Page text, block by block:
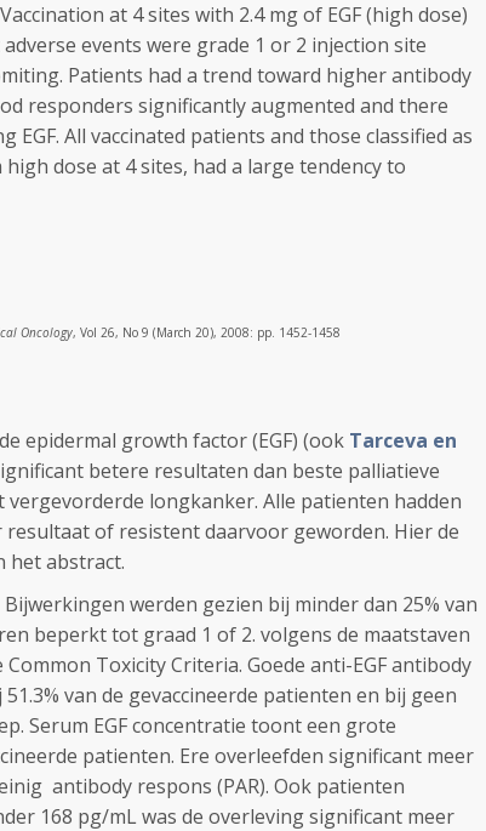
Vaccination at 4 sites with 2.4 mg of EGF(high dose)
events were grade 1 or 2 injection site
Patients had a trend toward higher antibody
responders significantly augmented and there
EGF. All vaccinated patients and those classified as
dose at 4 sites, had a large tendency to
Oncology, Vol 26, No 9 (March 20), 2008: pp. 1452-1458
epidermal growth factor (EGF) (ook Tarceva en
betere resultaten dan beste palliatieve
longkanker. Alle patienten hadden
of resistent daarvoor geworden. Hier de
het abstract.
Bijwerkingen werden gezien bij minder dan 25% van
beperkt tot graad 1 of 2. volgens de maatstaven
Toxicity Criteria. Goede anti-EGF antibody
van de gevaccineerde patienten en bij geen
Serum EGF concentratie toont een grote
patienten. Ere overleefden significant meer
antibody respons (PAR). Ook patienten
168 pg/mL was de overleving significant meer